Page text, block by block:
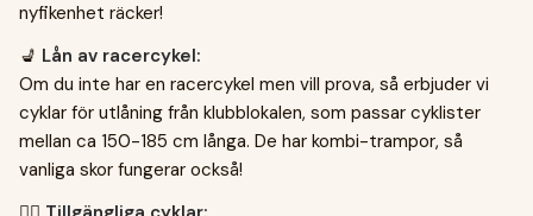
nyfikenhet räcker!
💺 Lån av racercykel:
Om du inte har en racercykel men vill prova, så erbjuder vi
cyklar för utlåning från klubblokalen, som passar cyklister
mellan ca 150-185 cm långa. De har kombi-trampor, så
vanliga skor fungerar också!